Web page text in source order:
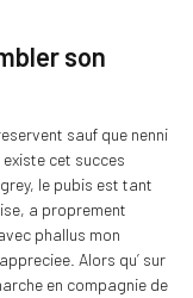
son
sauf que nenni
cet succes
le pubis est tant
a proprement
phallus mon
Alors qu’ sur
en compagnie de